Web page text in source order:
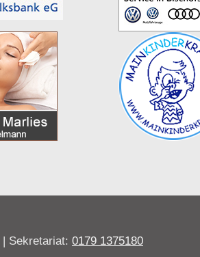
| Sekretariat: 0179 1375180